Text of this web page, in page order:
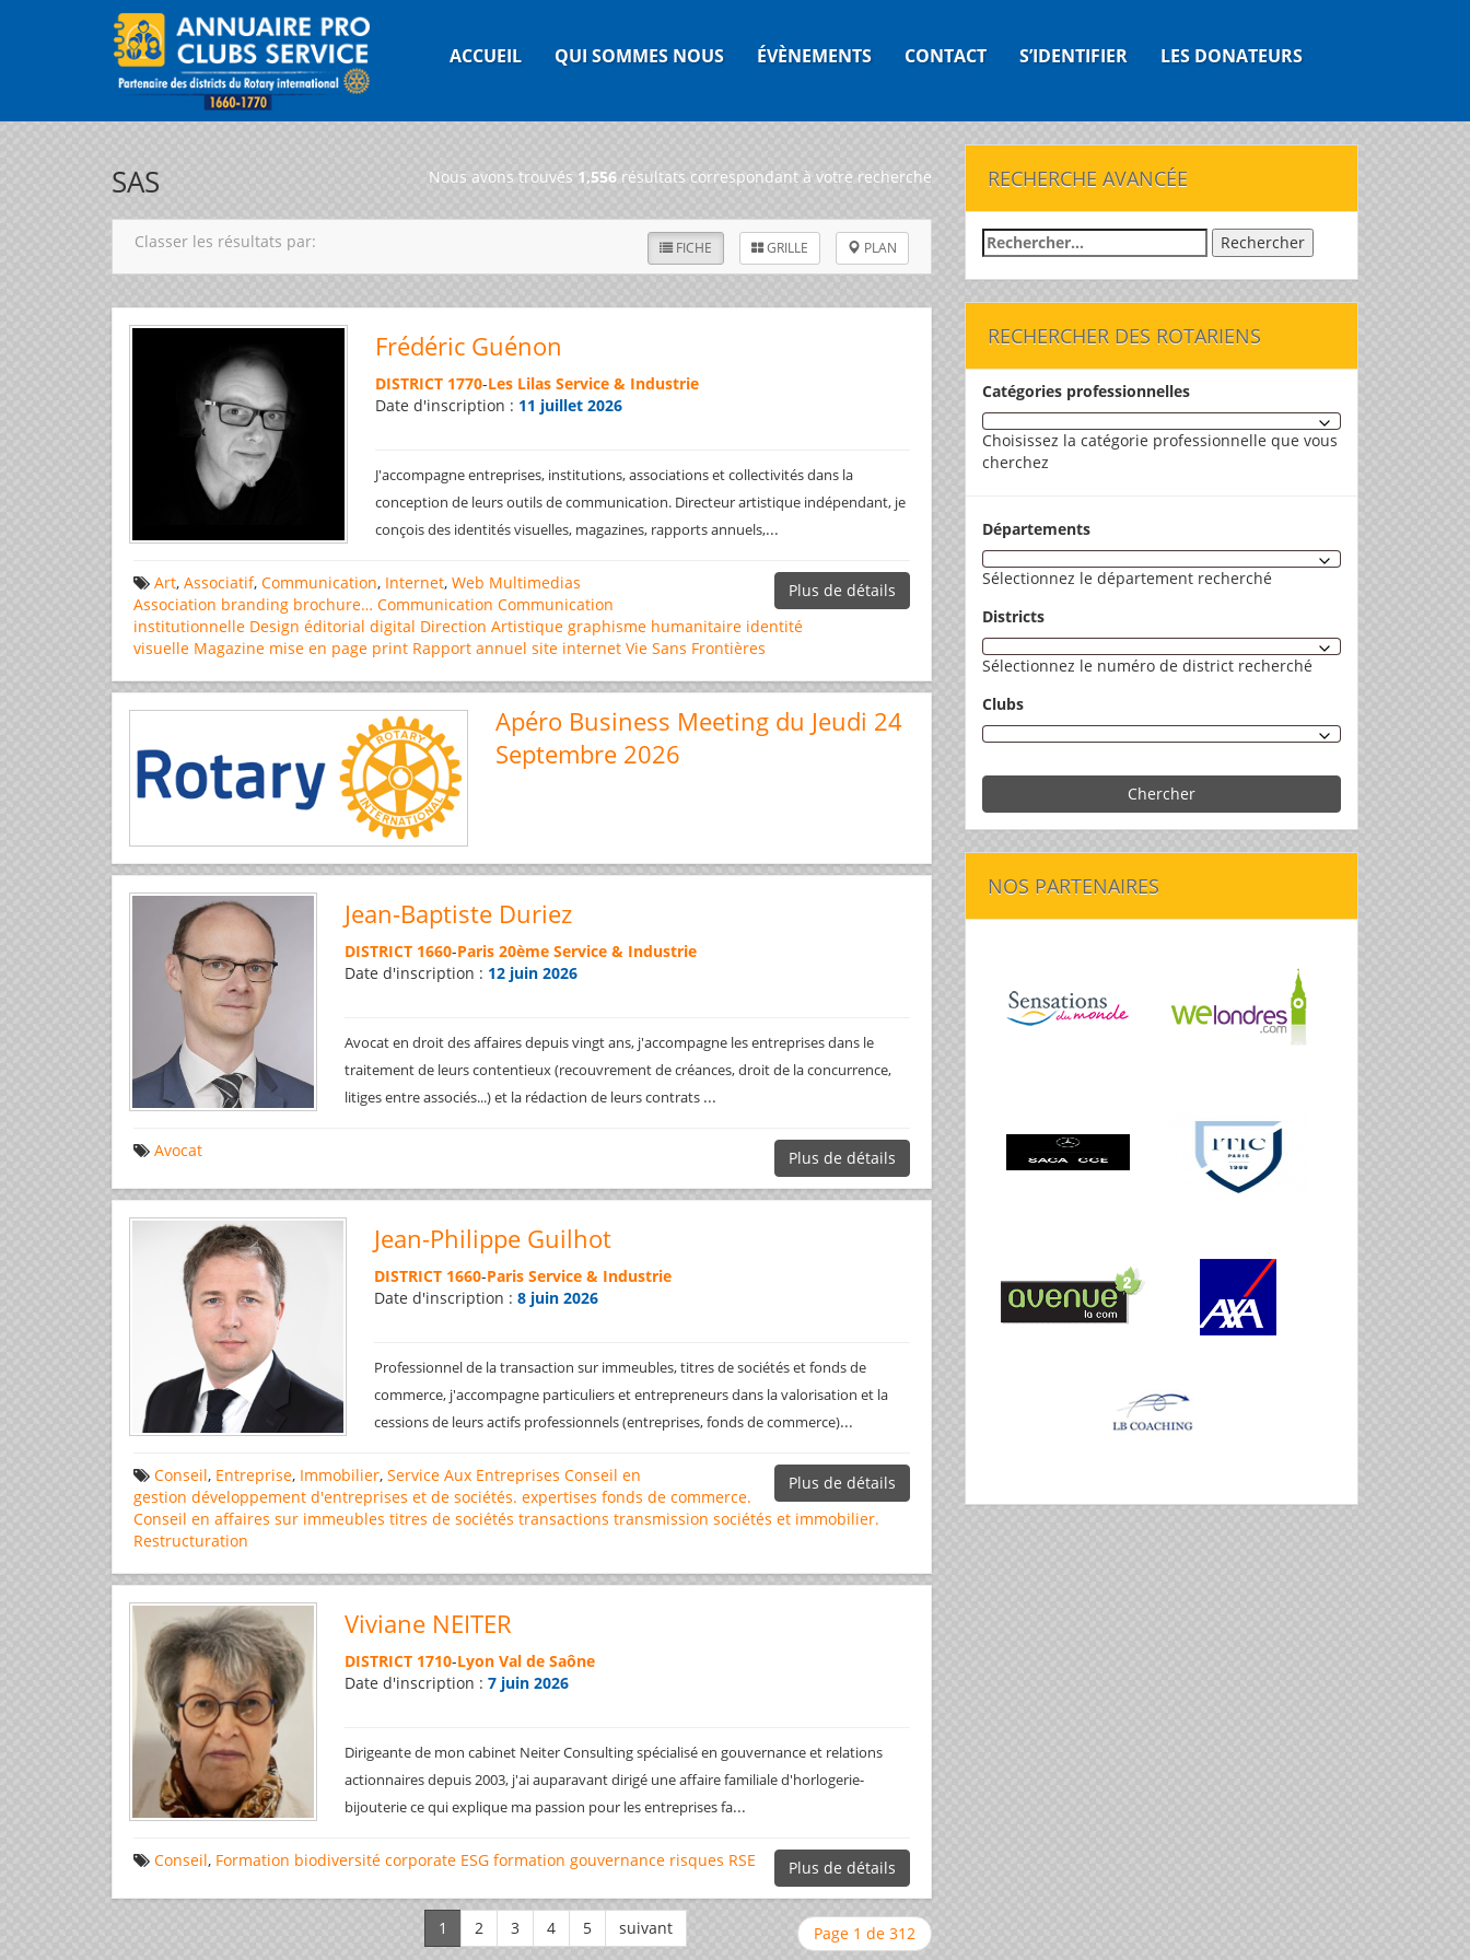
ACCUEIL QUI SOMMES NOUS ÉVÈNEMENTS CONTACT S’IDENTIFIER LES DONATEURS
SAS Nous avons trouvés 1,556 résultats correspondant à votre recherche
FICHE GRILLE PLAN
Classer les résultats par:
Frédéric Guénon
DISTRICT 1770-Les Lilas Service & Industrie
Date d'inscription : 11 juillet 2026
J'accompagne entreprises, institutions, associations et collectivités dans la
conception de leurs outils de communication. Directeur artistique indépendant, je
conçois des identités visuelles, magazines, rapports annuels,...
Plus de détails
Art, Associatif, Communication, Internet, Web Multimedias
Association branding brochure… Communication Communication
institutionnelle Design éditorial digital Direction Artistique graphisme humanitaire identité
visuelle Magazine mise en page print Rapport annuel site internet Vie Sans Frontières
Apéro Business Meeting du Jeudi 24
Septembre 2026
Jean-Baptiste Duriez
DISTRICT 1660-Paris 20ème Service & Industrie
Date d'inscription : 12 juin 2026
Avocat en droit des affaires depuis vingt ans, j'accompagne les entreprises dans le
traitement de leurs contentieux (recouvrement de créances, droit de la concurrence,
litiges entre associés...) et la rédaction de leurs contrats ...
Plus de détails
Avocat
Jean-Philippe Guilhot
DISTRICT 1660-Paris Service & Industrie
Date d'inscription : 8 juin 2026
Professionnel de la transaction sur immeubles, titres de sociétés et fonds de
commerce, j'accompagne particuliers et entrepreneurs dans la valorisation et la
cessions de leurs actifs professionnels (entreprises, fonds de commerce)...
Plus de détails
Conseil, Entreprise, Immobilier, Service Aux Entreprises Conseil en
gestion développement d'entreprises et de sociétés. expertises fonds de commerce.
Conseil en affaires sur immeubles titres de sociétés transactions transmission sociétés et immobilier.
Restructuration
Viviane NEITER
DISTRICT 1710-Lyon Val de Saône
Date d'inscription :7 juin 2026
Dirigeante de mon cabinet Neiter Consulting spécialisé en gouvernance et relations
actionnaires depuis 2003, j'ai auparavant dirigé une affaire familiale d'horlogerie-
bijouterie ce qui explique ma passion pour les entreprises fa...
Plus de détails
Conseil, Formation biodiversité corporate ESG formation gouvernance risques RSE
Page 1 de 312
RECHERCHE AVANCÉE
Rechercher :
RECHERCHER DES ROTARIENS
Catégories professionnelles
Choisissez la catégorie professionnelle que vous
cherchez
Départements
Sélectionnez le département recherché
Districts
Sélectionnez le numéro de district recherché
Clubs
Chercher
NOS PARTENAIRES